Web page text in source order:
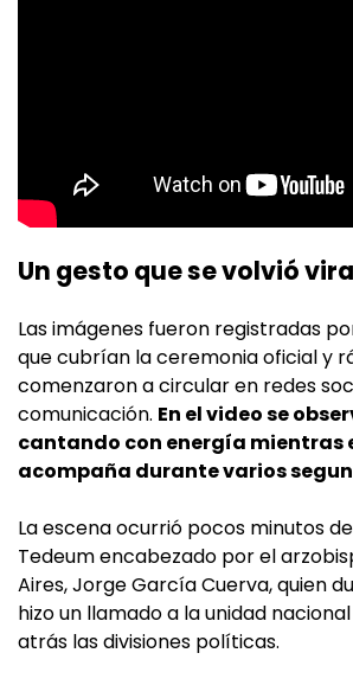
Un gesto que se volvió
Las imágenes fueron registradas
que cubrían la ceremonia oficial y
comenzaron a circular en redes
comunicación. En el video se
cantando con energía mientras
acompaña durante varios
La escena ocurrió pocos minutos
Tedeum encabezado por el
Aires, Jorge García Cuerva, quien
hizo un llamado a la unidad
atrás las divisiones políticas.